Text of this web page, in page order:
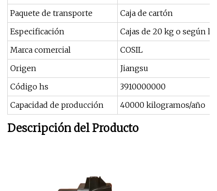
Paquete de transporte
Caja de cartón
Especificación
Cajas de 20 kg o según
Marca comercial
COSIL
Origen
Jiangsu
Código hs
3910000000
Capacidad de producción
40000 kilogramos/año
Descripción del Producto